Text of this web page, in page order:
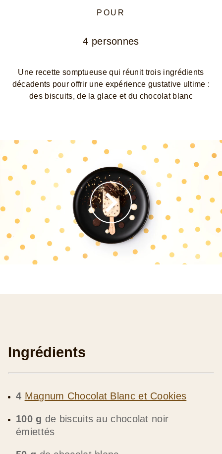
POUR
4 personnes
Une recette somptueuse qui réunit trois ingrédients
décadents pour offrir une expérience gustative ultime :
des biscuits, de la glace et du chocolat blanc
Ingrédients
4 Magnum Chocolat Blanc et Cookies
100 g de biscuits au chocolat noir
émiettés